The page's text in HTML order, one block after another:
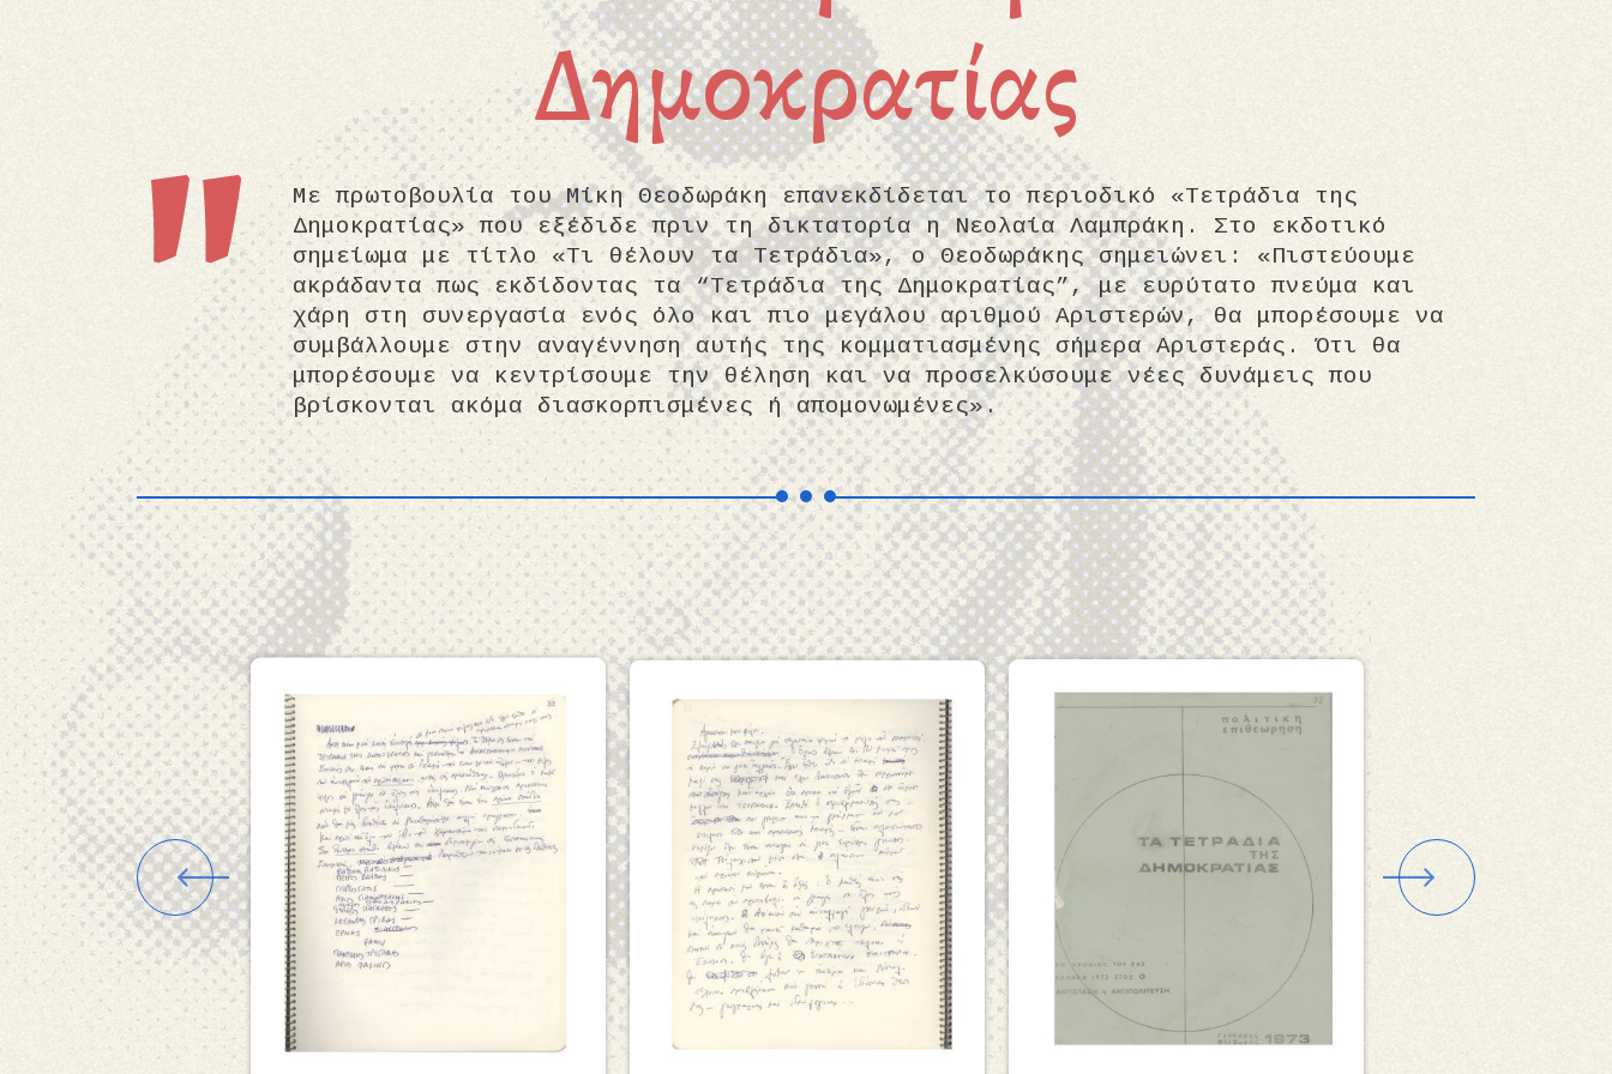
Δημοκρατίας
Με πρωτοβουλία του Μίκη Θεοδωράκη επανεκδίδεται το περιοδικό «Τετράδια της
Δημοκρατίας» που εξέδιδε πριν τη δικτατορία η Νεολαία Λαμπράκη. Στο εκδοτικό
σημείωμα με τίτλο «Τι θέλουν τα Τετράδια», ο Θεοδωράκης σημειώνει: «Πιστεύουμε
ακράδαντα πως εκδίδοντας τα “Τετράδια της Δημοκρατίας”, με ευρύτατο πνεύμα και
χάρη στη συνεργασία ενός όλο και πιο μεγάλου αριθμού Αριστερών, θα μπορέσουμε να
συμβάλλουμε στην αναγέννηση αυτής της κομματιασμένης σήμερα Αριστεράς. Ότι θα
μπορέσουμε να κεντρίσουμε την θέληση και να προσελκύσουμε νέες δυνάμεις που
βρίσκονται ακόμα διασκορπισμένες ή απομονωμένες».
Εικόνα Εικόνα Εικόνα